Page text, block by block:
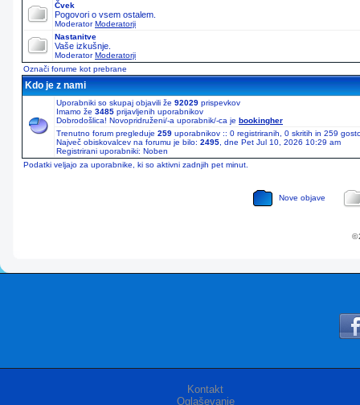
Čvek
Pogovori o vsem ostalem.
ModeratorModeratorji
Nastanitve
Vaše izkušnje.
ModeratorModeratorji
Označi forume kot prebrane
Kdo je z nami
Uporabniki so skupaj objavili že 92029 prispevkov
Imamo že 3485 prijavljenih uporabnikov
Dobrodošlica! Novopridruženi/-a uporabnik/-ca je bookingher
Trenutno forum pregleduje 259 uporabnikov :: 0 registriranih, 0 skritih in 259
Največ obiskovalcev na forumu je bilo: 2495 , dne Pet Jul 10, 2026 10:29 am
Registrirani uporabniki: Noben
Podatki veljajo za uporabnike, ki so aktivni zadnjih pet minut.
Nove objave
©
Kontakt
Oglaševanje